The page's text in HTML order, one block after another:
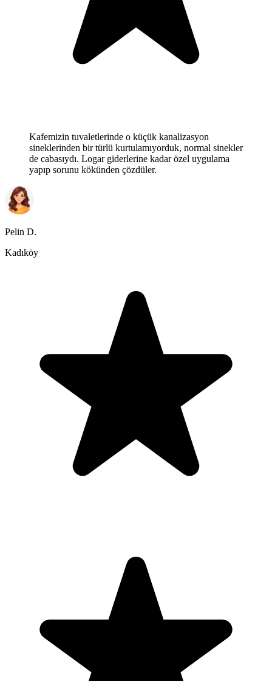
Kafemizin tuvaletlerinde o küçük kanalizasyon
sineklerinden bir türlü kurtulamıyorduk, normal sinekler
de cabasıydı. Logar giderlerine kadar özel uygulama
yapıp sorunu kökünden çözdüler.
Pelin D.
Kadıköy